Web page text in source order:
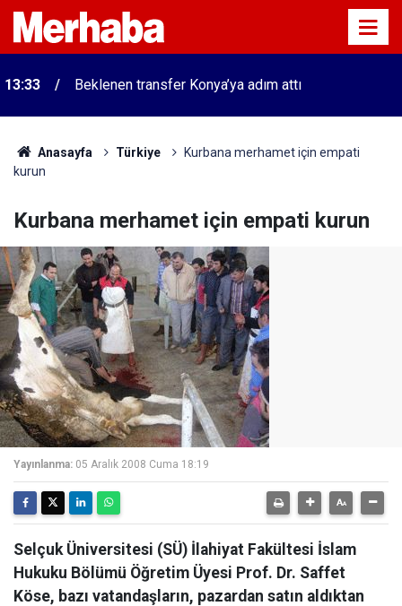
13:33 Beklenen transfer Konya’ya adım attı
Anasayfa Türkiye
Kurbana merhamet için empati
kurun
Kurbana merhamet için empati kurun
Yayınlanma: 05 Aralık 2008 Cuma 18:19
Selçuk Üniversitesi (SÜ) İlahiyat Fakültesi İslam
Hukuku Bölümü Öğretim Üyesi Prof. Dr. Saffet
Köse, bazı vatandaşların, pazardan satın aldıktan